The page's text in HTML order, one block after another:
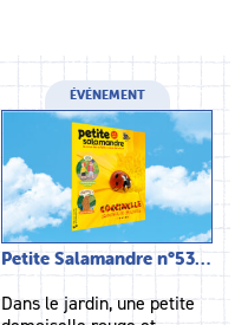
ÉVÉNEMENT
Petite Salamandre n°53…
Dans le jardin, une petite